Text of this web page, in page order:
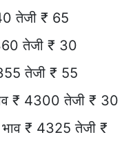
तेजी ₹ 65
तेजी ₹ 30
तेजी ₹ 55
₹ 4300 तेजी ₹ 30
₹ 4325 तेजी ₹